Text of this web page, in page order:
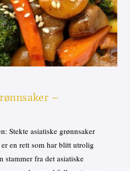
–
Stekte asiatiske grønnsaker
en rett som har blitt utrolig
fra det asiatiske